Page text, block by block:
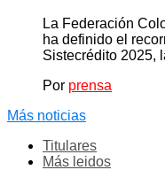
La Federación
ha definido el
Sistecrédito 2025,
Por prensa
Más noticias
Titulares
Más leidos